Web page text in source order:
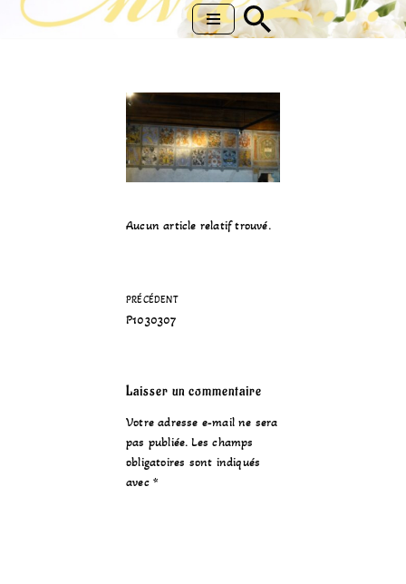
Aucun article relatif trouvé.
PRÉCÉDENT
P1030307
Laisser un commentaire
Votre adresse e-mail ne sera
pas publiée. Les champs
obligatoires sont indiqués
avec *